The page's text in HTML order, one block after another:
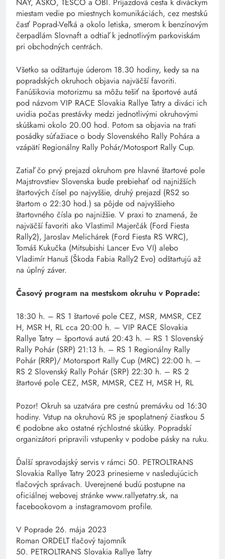
NAY, ASKO, TESCO a OBI. Príjazdová cesta k diváckym
miestam vedie po miestnych komunikáciách, cez mestskú
časť Poprad-Veľká a okolo letiska, smerom k benzínovým
čerpadlám Slovnaft a odtiaľ k jednotlivým parkoviskám
pri obchodných centrách.
Všetko sa odštartuje úderom 18.30 hodiny, kedy sa na
popradských okruhoch objavia najväčší favoriti.
Fanúšikovia motorizmu sa môžu tešiť na športové autá
pod názvom VIP RACE Slovakia Rallye Tatry a diváci ich
uvidia počas prestávky medzi jednotlivými okruhovými
skúškami okolo 20.00 hod. Potom sa objavia na trati
posádky súťažiace o body Slovenského Rally Pohára a
vzápätí Regionálny Rally Pohár/Motosport Rally Cup.
Zatiaľ čo prvý prejazd okruhom pre hlavné štartové pole
Majstrovstiev Slovenska bude prebiehať od najnižších
štartových čísel po najvyššie, druhý prejazd (RS2 so
štartom o 22:30 hod.) sa pôjde od najvyššieho
štartovného čísla po najnižšie. V praxi to znamená, že
najväčší favoriti ako Vlastimil Majerčák (Ford Fiesta
Rally2), Jaroslav Melichárek (Ford Fiesta RS WRC),
Tomáš Kukučka (Mitsubishi Lancer Evo VI) alebo
Vladimír Hanuš (Škoda Fabia Rally2 Evo) odštartujú až
na úplný záver.
Časový program na mestskom okruhu v Poprade:
18:30 h. – RS 1 štartové pole CEZ, MSR, MMSR, CEZ
H, MSR H, RL cca 20:00 h. – VIP RACE Slovakia
Rallye Tatry – športová autá 20:43 h. – RS 1 Slovenský
Rally Pohár (SRP) 21:13 h. – RS 1 Regionálny Rally
Pohár (RRP)/ Motorsport Rally Cup (MRC) 22:00 h. –
RS 2 Slovenský Rally Pohár (SRP) 22:30 h. – RS 2
štartové pole CEZ, MSR, MMSR, CEZ H, MSR H, RL
Pozor! Okruh sa uzatvára pre cestnú premávku od 16:30
hodiny. Vstup na okruhovú RS je spoplatnený čiastkou 5
€ podobne ako ostatné rýchlostné skúšky. Popradskí
organizátori pripravili vstupenky v podobe pásky na ruku.
Ďalší spravodajský servis v rámci 50. PETROLTRANS
Slovakia Rallye Tatry 2023 prinesieme v nasledujúcich
tlačových správach. Uverejnené budú postupne na
oficiálnej webovej stránke www.rallyetatry.sk, na
facebookovom a instagramovom profile.
V Poprade 26. mája 2023
Roman ORDELT tlačový tajomník
50. PETROLTRANS Slovakia Rallye Tatry